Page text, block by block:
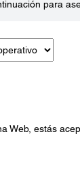
para
Web, estás